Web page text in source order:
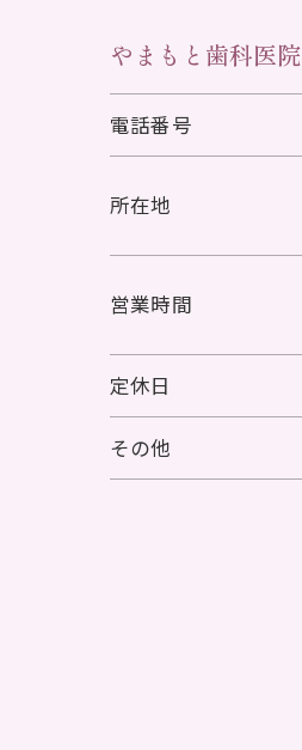
やまもと歯科医院
電話番号
所在地
営業時間
定休日
その他